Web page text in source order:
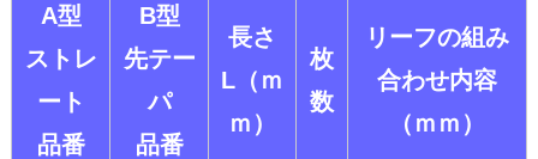
A型
ストレ
ート
品番
B型
先テー
パ
品番
長さ
L（ｍ
ｍ）
枚
数
リーフの組み
合わせ内容
（ｍｍ）